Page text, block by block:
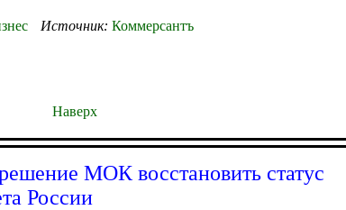
Источник: Коммерсантъ
Наверх
МОК восстановить статус
России